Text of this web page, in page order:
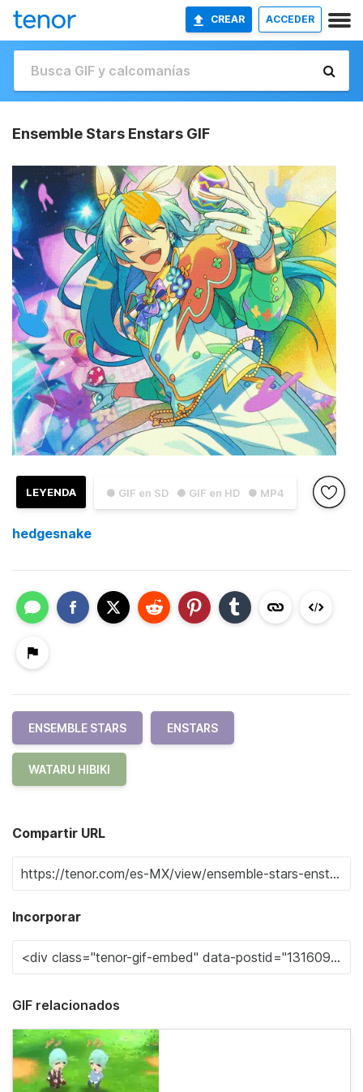
CREAR ACCEDER
Ensemble Stars Enstars GIF
● GIF en SD ● GIF en HD ● MP4
LEYENDA
hedgesnake
ENSEMBLE STARS ENSTARS
WATARU HIBIKI
Compartir URL
Incorporar
GIF relacionados